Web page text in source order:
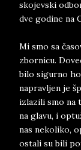
skojevski
dve godine na
Mi smo sa
zbornicu.
bilo sigurno
napravljen je
izlazili smo na
na glavu, i
nas nekoliko,
ostali su bili